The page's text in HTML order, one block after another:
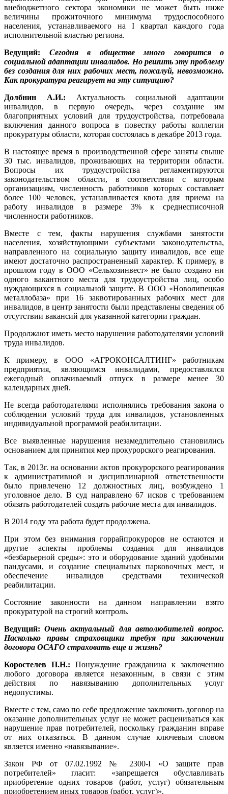
внебюджетного сектора экономики не может быть ниже
величины прожиточного минимума трудоспособного
населения, устанавливаемого на I квартал каждого года
исполнительной властью региона.
Ведущий: Сегодня в обществе много говорится о
социальной адаптации инвалидов. Но решить эту проблему
без создания для них рабочих мест, пожалуй, невозможно.
Как прокуратура реагирует на эту ситуацию?
Долбнин А.И.: Актуальность социальной адаптации
инвалидов, в первую очередь, через создание им
благоприятных условий для трудоустройства, потребовала
включения данного вопроса в повестку работы коллегии
прокуратуры области, которая состоялась в декабре 2013 года.
В настоящее время в производственной сфере заняты свыше
30 тыс. инвалидов, проживающих на территории области.
Вопросы их трудоустройства регламентируются
законодательством области, в соответствии с которым
организациям, численность работников которых составляет
более 100 человек, устанавливается квота для приема на
работу инвалидов в размере 3% к среднесписочной
численности работников.
Вместе с тем, факты нарушения службами занятости
населения, хозяйствующими субъектами законодательства,
направленного на социальную защиту инвалидов, все еще
имеют достаточно распространенный характер. К примеру, в
прошлом году в ООО «Сельхозинвест» не было создано ни
одного вакантного места для трудоустройства лиц, особо
нуждающихся в социальной защите. В ООО «Новолипецкая
металлобаза» при 16 заквотированных рабочих мест для
инвалидов, в центр занятости были представлены сведения об
отсутствии вакансий для указанной категории граждан.
Продолжают иметь место нарушения работодателями условий
труда инвалидов.
К примеру, в ООО «АГРОКОНСАЛТИНГ» работникам
предприятия, являющимся инвалидами, предоставлялся
ежегодный оплачиваемый отпуск в размере менее 30
календарных дней.
Не всегда работодателями исполнялись требования закона о
соблюдении условий труда для инвалидов, установленных
индивидуальной программой реабилитации.
Все выявленные нарушения незамедлительно становились
основанием для принятия мер прокурорского реагирования.
Так, в 2013г. на основании актов прокурорского реагирования
к административной и дисциплинарной ответственности
было привлечено 12 должностных лиц, возбуждено 1
уголовное дело. В суд направлено 67 исков с требованием
обязать работодателей создать рабочие места для инвалидов.
В 2014 году эта работа будет продолжена.
При этом без внимания горрайпрокуроров не остаются и
другие аспекты проблемы создания для инвалидов
«безбарьерной среды»: это и оборудование зданий удобными
пандусами, и создание специальных парковочных мест, и
обеспечение инвалидов средствами технической
реабилитации.
Состояние законности на данном направлении взято
прокуратурой на строгий контроль.
Ведущий:Очень актуальный для автолюбителей вопрос.
Насколько правы страховщики требуя при заключении
договора ОСАГО страховать еще и жизнь?
Коростелев П.Н.: Понуждение гражданина к заключению
любого договора является незаконным, в связи с этим
действия по навязыванию дополнительных услуг
недопустимы.
Вместе с тем, само по себе предложение заключить договор на
оказание дополнительных услуг не может расцениваться как
нарушение прав потребителей, поскольку гражданин вправе
от них отказаться. В данном случае ключевым словом
является именно «навязывание».
Закон РФ от 07.02.1992 № 2300-I «О защите прав
потребителей» гласит: «запрещается обуславливать
приобретение одних товаров (работ, услуг) обязательным
приобретением иных товаров (работ, услуг)».